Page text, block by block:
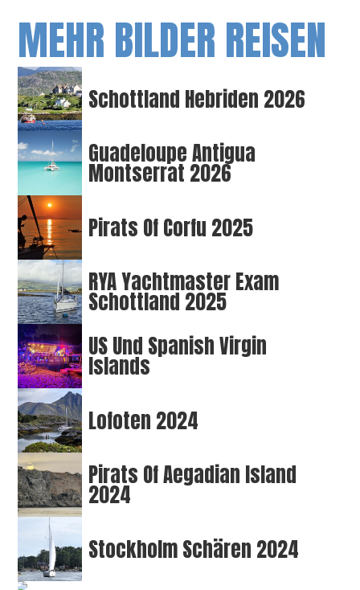
MEHR BILDER REISEN
Schottland Hebriden 2026
Guadeloupe Antigua
Montserrat 2026
Pirats Of Corfu 2025
RYA Yachtmaster Exam
Schottland 2025
US Und Spanish Virgin
Islands
Lofoten 2024
Pirats Of Aegadian Island
2024
Stockholm Schären 2024